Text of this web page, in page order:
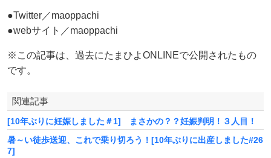
●Twitter／maoppachi
●webサイト／maoppachi
※この記事は、過去にたまひよONLINEで公開されたもの
です。
関連記事
[10年ぶりに妊娠しました＃1] まさかの？？妊娠判明！３人目！
暑～い徒歩送迎、これで乗り切ろう！[10年ぶりに出産しました#26
7]